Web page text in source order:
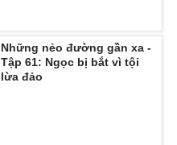
Những nẻo đường gần xa -
Tập 61: Ngọc bị bắt vì tội
lừa đảo